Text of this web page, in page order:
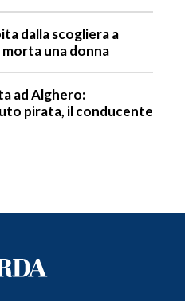
dalla scogliera a
una donna
ad Alghero:
pirata, il conducente